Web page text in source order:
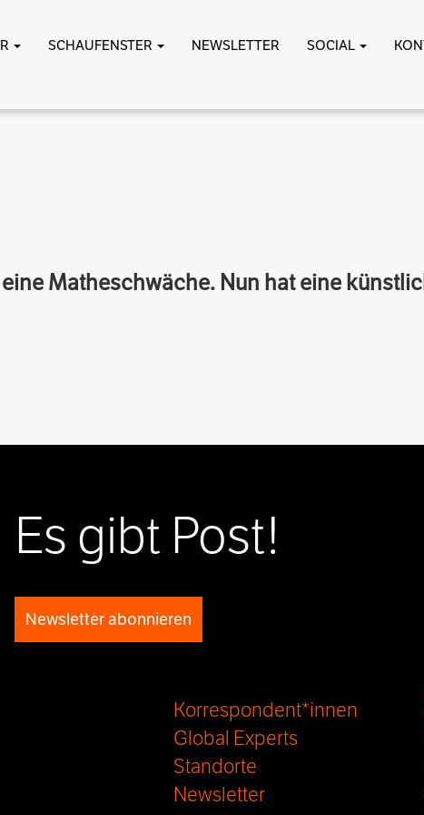
SCHAUFENSTER NEWSLETTER SOCIAL
Matheschwäche. Nun hat eine
Es gibt Post!
Newsletter abonnieren
Korrespondent*innen
Global Experts
Standorte
Newsletter